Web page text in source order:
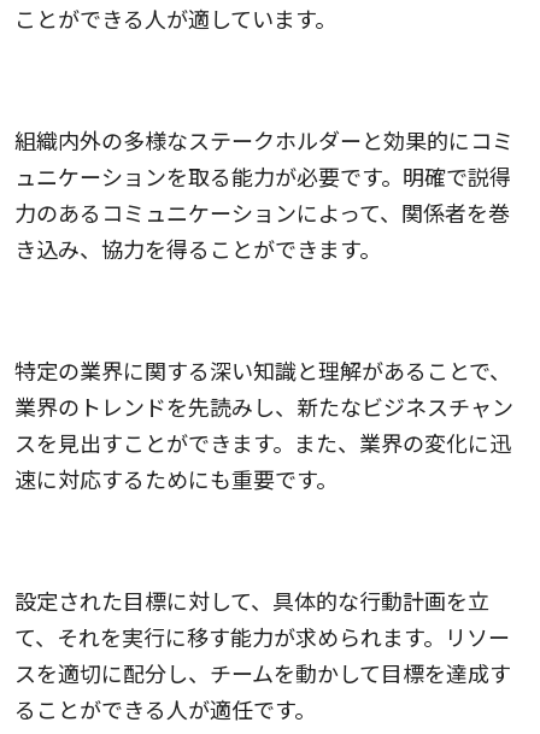
ことができる人が適しています。
組織内外の多様なステークホルダーと効果的にコミ
ュニケーションを取る能力が必要です。明確で説得
力のあるコミュニケーションによって、関係者を巻
き込み、協力を得ることができます。
特定の業界に関する深い知識と理解があることで、
業界のトレンドを先読みし、新たなビジネスチャン
スを見出すことができます。また、業界の変化に迅
速に対応するためにも重要です。
設定された目標に対して、具体的な行動計画を立
て、それを実行に移す能力が求められます。リソー
スを適切に配分し、チームを動かして目標を達成す
ることができる人が適任です。